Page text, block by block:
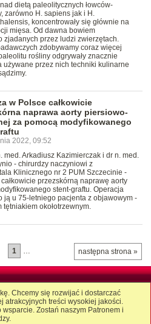
dietą paleolitycznych łowców-
zarówno H. sapiens jak i H.
koncentrowały się głównie na
mięsa. Od dawna bowiem
zjadanych przez ludzi zwierzętach.
zdobywamy coraz więcej
rośliny odgrywały znacznie
przez nich techniki kulinarne
w Polsce całkowicie
naprawa aorty piersiowo-
za pomocą modyfikowanego
2022, 09:52
med. Arkadiusz Kazimierczak i dr n. med.
- chirurdzy naczyniowi z
Klinicznego nr 2 PUM Szczecinie -
przezskórną naprawę aorty
stent-graftu. Operacja
ją u 75-letniego pacjenta z objawowym -
okołotrzewnym.
następna strona »
1 …
Chcemy się rozwijać i dostarczać
atrakcyjnych treści wysokiej jakości.
Zostań naszym Patronem i